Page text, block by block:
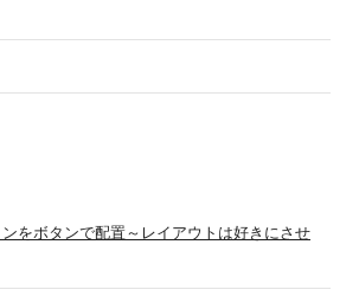
をボタンで配置～レイアウトは好きにさせ